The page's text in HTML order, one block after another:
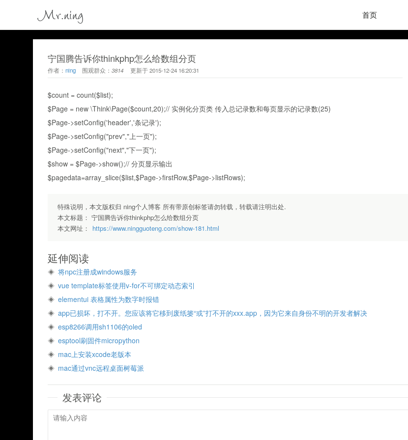
Mr.ning 首页
宁国腾告诉你thinkphp怎么给数组分页
作者：ning 围观群众：3814 更新于2015-12-24 16:20:31
$count = count($list);
$Page = new \Think\Page($count,20);// 实例化分页类 传入总记录数和每页显示的记录数(25)
$Page->setConfig('header','条记录');
$Page->setConfig("prev","上一页");
$Page->setConfig("next","下一页");
$show = $Page->show();// 分页显示输出
$pagedata=array_slice($list,$Page->firstRow,$Page->listRows);
特殊说明，本文版权归 ning个人博客 所有带原创标签请勿转载，转载请注明出处.
本文标题：宁国腾告诉你thinkphp怎么给数组分页
本文网址：
https://www.ningguoteng.com/show-181.html
延伸阅读
将npc注册成windows服务
vue template标签使用v-for不可绑定动态索引
elementui 表格属性为数字时报错
app已损坏，打不开。您应该将它移到废纸篓“或”打不开的xxx.app，因为它来自身份不明的开发者解决
esp8266调用sh1106的oled
esptool刷固件micropython
mac上安装xcode老版本
mac通过vnc远程桌面树莓派
发表评论